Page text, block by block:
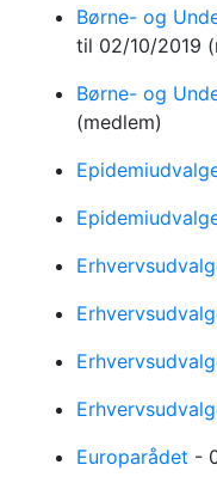
Børne- og
til 02/10/2019
Børne- og
(medlem)
Europarådet -